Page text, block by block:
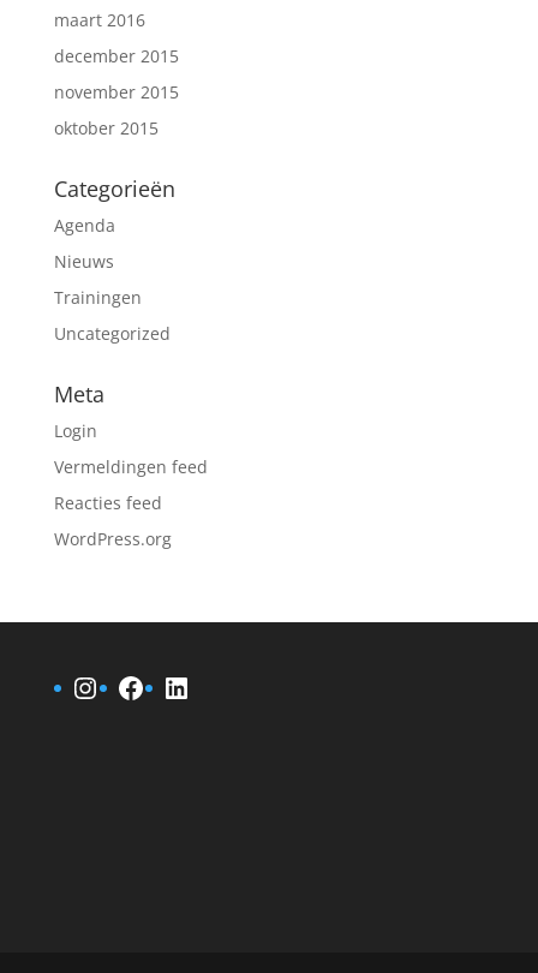
maart 2016
december 2015
november 2015
oktober 2015
Categorieën
Agenda
Nieuws
Trainingen
Uncategorized
Meta
Login
Vermeldingen feed
Reacties feed
WordPress.org
Instagram
Facebook
LinkedIn